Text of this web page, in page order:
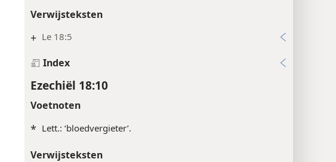
Verwijsteksten
+ Le 18:5
Index
Ezechiël 18:10
Voetnoten
* Lett.: ‘bloedvergieter’.
Verwijsteksten